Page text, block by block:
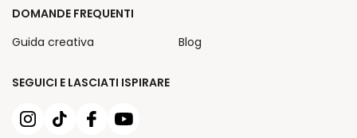
SEGUICI E LASCIATI ISPIRARE
DOMANDE FREQUENTI
Guida creativa
Blog